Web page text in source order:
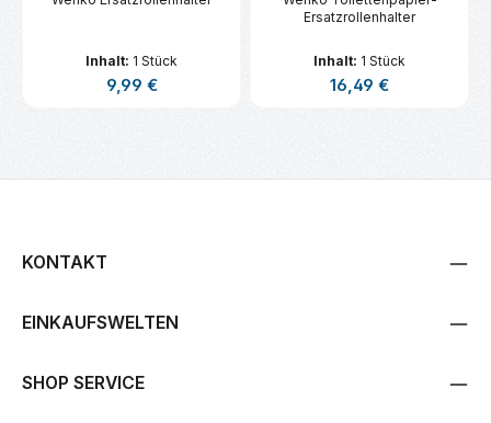
Inhalt: 1 Stück
Regulärer Preis:
9,99 €
Ersatzrollenhalter
Inhalt: 1 Stück
Regulärer Preis:
16,49 €
KONTAKT
EINKAUFSWELTEN
SHOP SERVICE